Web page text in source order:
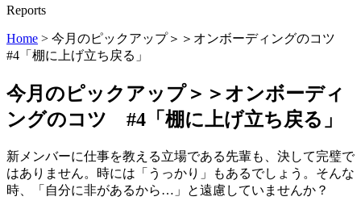
Reports
Home > 今月のピックアップ＞＞オンボーディングのコツ
#4「棚に上げ立ち戻る」
今月のピックアップ＞＞オンボーディ
ングのコツ #4「棚に上げ立ち戻る」
新メンバーに仕事を教える立場である先輩も、決して完璧で
はありません。時には「うっかり」もあるでしょう。そんな
時、「自分に非があるから…」と遠慮していませんか？